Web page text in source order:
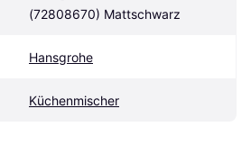
(72808670) Mattschwarz
Hansgrohe
Küchenmischer